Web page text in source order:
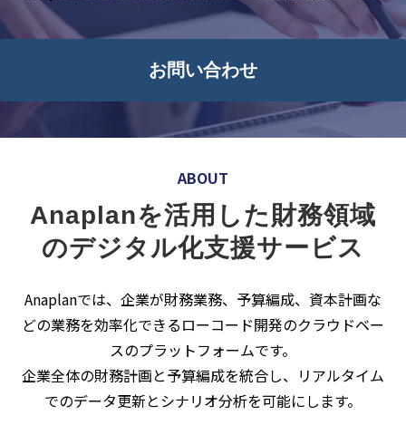
採用情報
お問い合わせ
ABOUT
Anaplanを活用した財務領域
のデジタル化支援サービス
Anaplanでは、企業が財務業務、予算編成、資本計画な
どの業務を効率化できるローコード開発のクラウドベー
スのプラットフォームです。
企業全体の財務計画と予算編成を統合し、リアルタイム
でのデータ更新とシナリオ分析を可能にします。